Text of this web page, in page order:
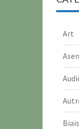
Art
Biais